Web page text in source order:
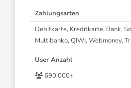
Zahlungsarten
Debitkarte, Kreditkarte, Bank,
Multibanko, QIWI, Webmoney,
User Anzahl
690.000+